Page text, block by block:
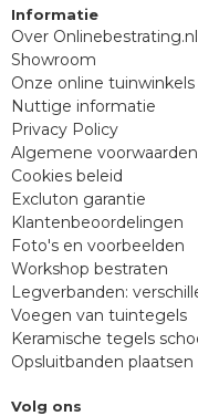
Informatie
Over Onlinebestrating.nl
Showroom
Onze online tuinwinkels
Nuttige informatie
Privacy Policy
Algemene voorwaarden
Cookies beleid
Excluton garantie
Klantenbeoordelingen
Foto's en voorbeelden
Workshop bestraten
Legverbanden:
Voegen van tuintegels
Keramische tegels
Opsluitbanden plaatsen
Volg ons